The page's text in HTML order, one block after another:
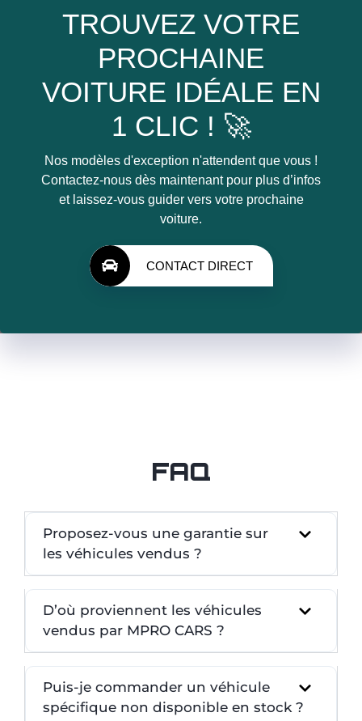
TROUVEZ VOTRE
PROCHAINE
VOITURE IDÉALE EN
1 CLIC ! 🚀
Nos modèles d'exception n'attendent que vous !
Contactez-nous dès maintenant pour plus d’infos
et laissez-vous guider vers votre prochaine
voiture.
CONTACT DIRECT
FAQ
Proposez-vous une garantie sur
les véhicules vendus ?
D’où proviennent les véhicules
vendus par MPRO CARS ?
Puis-je commander un véhicule
spécifique non disponible en stock ?